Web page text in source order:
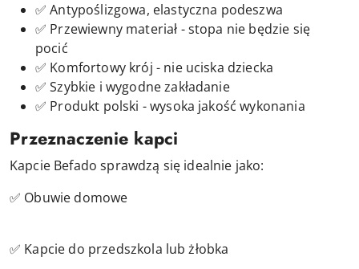
✅ Antypoślizgowa, elastyczna podeszwa
✅ Przewiewny materiał - stopa nie będzie się
pocić
✅ Komfortowy krój - nie uciska dziecka
✅ Szybkie i wygodne zakładanie
✅ Produkt polski - wysoka jakość wykonania
Przeznaczenie kapci
Kapcie Befado sprawdzą się idealnie jako:
✅ Obuwie domowe
✅ Kapcie do przedszkola lub żłobka